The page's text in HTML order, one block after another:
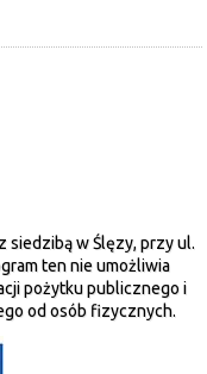
siedzibą w Ślęzy, przy ul.
ten nie umożliwia
pożytku publicznego i
od osób fizycznych.